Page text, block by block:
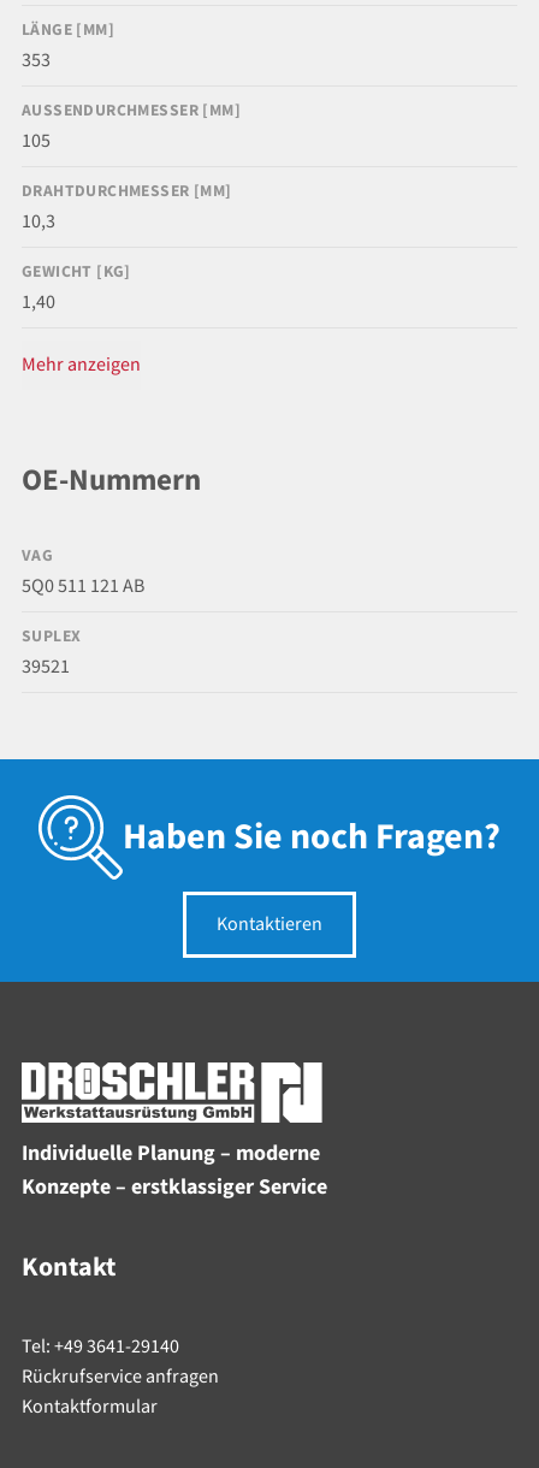
LÄNGE [MM]
353
AUSSENDURCHMESSER [MM]
105
DRAHTDURCHMESSER [MM]
10,3
GEWICHT [KG]
1,40
Mehr anzeigen
OE-Nummern
VAG
5Q0 511 121 AB
SUPLEX
39521
Haben Sie noch Fragen?
Kontaktieren
Individuelle Planung – moderne
Konzepte – erstklassiger Service
Kontakt
Tel: +49 3641-29140
Rückrufservice anfragen
Kontaktformular